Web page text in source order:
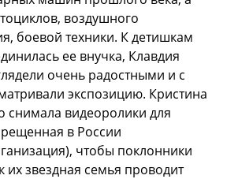
воздушного
боевой техники. К детишкам
ее внучка, Клавдия
очень радостными и с
экспозицию. Кристина
снимала видеоролики для
в России
чтобы поклонники
их звездная семья проводит